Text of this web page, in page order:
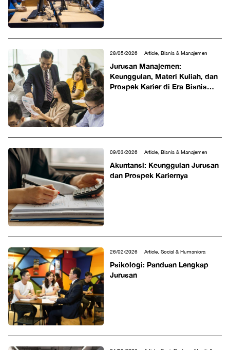
28/05/2026 Article, Bisnis & Manajemen
Jurusan Manajemen:
Keunggulan, Materi Kuliah, dan
Prospek Karier di Era Bisnis
09/03/2026 Article, Bisnis & Manajemen
Akuntansi: Keunggulan Jurusan
dan Prospek Kariernya
26/02/2026 Article, Social & Humaniora
Psikologi: Panduan Lengkap
Jurusan